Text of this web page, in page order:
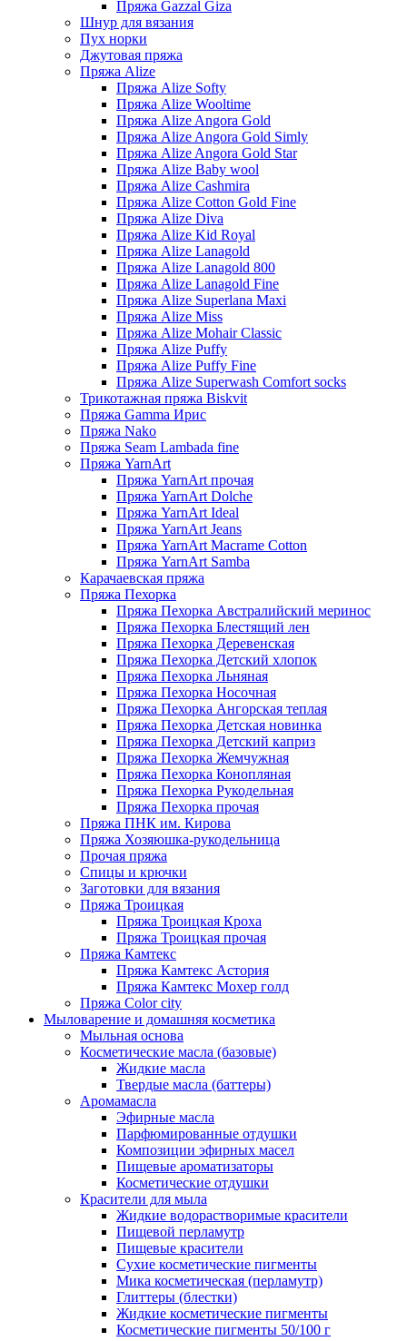
Пряжа Gazzal Giza
Шнур для вязания
Пух норки
Джутовая пряжа
Пряжа Alize
Пряжа Alize Softy
Пряжа Alize Wooltime
Пряжа Alize Angora Gold
Пряжа Alize Angora Gold Simly
Пряжа Alize Angora Gold Star
Пряжа Alize Baby wool
Пряжа Alize Cashmira
Пряжа Alize Cotton Gold Fine
Пряжа Alize Diva
Пряжа Alize Kid Royal
Пряжа Alize Lanagold
Пряжа Alize Lanagold 800
Пряжа Alize Lanagold Fine
Пряжа Alize Superlana Maxi
Пряжа Alize Miss
Пряжа Alize Mohair Classic
Пряжа Alize Puffy
Пряжа Alize Puffy Fine
Пряжа Alize Superwash Comfort socks
Трикотажная пряжа Biskvit
Пряжа Gamma Ирис
Пряжа Nako
Пряжа Seam Lambada fine
Пряжа YarnArt
Пряжа YarnArt прочая
Пряжа YarnArt Dolche
Пряжа YarnArt Ideal
Пряжа YarnArt Jeans
Пряжа YarnArt Macrame Cotton
Пряжа YarnArt Samba
Карачаевская пряжа
Пряжа Пехорка
Пряжа Пехорка Австралийский меринос
Пряжа Пехорка Блестящий лен
Пряжа Пехорка Деревенская
Пряжа Пехорка Детский хлопок
Пряжа Пехорка Льняная
Пряжа Пехорка Носочная
Пряжа Пехорка Ангорская теплая
Пряжа Пехорка Детская новинка
Пряжа Пехорка Детский каприз
Пряжа Пехорка Жемчужная
Пряжа Пехорка Конопляная
Пряжа Пехорка Рукодельная
Пряжа Пехорка прочая
Пряжа ПНК им. Кирова
Пряжа Хозяюшка-рукодельница
Прочая пряжа
Спицы и крючки
Заготовки для вязания
Пряжа Троицкая
Пряжа Троицкая Кроха
Пряжа Троицкая прочая
Пряжа Камтекс
Пряжа Камтекс Астория
Пряжа Камтекс Мохер голд
Пряжа Color city
Мыловарение и домашняя косметика
Мыльная основа
Косметические масла (базовые)
Жидкие масла
Твердые масла (баттеры)
Аромамасла
Эфирные масла
Парфюмированные отдушки
Композиции эфирных масел
Пищевые ароматизаторы
Косметические отдушки
Красители для мыла
Жидкие водорастворимые красители
Пищевой перламутр
Пищевые красители
Сухие косметические пигменты
Мика косметическая (перламутр)
Глиттеры (блестки)
Жидкие косметические пигменты
Косметические пигменты 50/100 г